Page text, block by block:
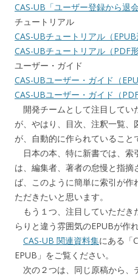
CAS-UB「ユーザー登録から退
チュートリアル
CAS-UBチュートリアル（EPUB
CAS-UBチュートリアル（PDF形
ユーザー・ガイド
CAS-UBユーザー・ガイド（
CAS-UBユーザー・ガイド（PDF
開発チームとして注目してい
が、やはり、目次、注釈一覧
が、自動的に作られていること
日本の本、特に新書では、索
は、編集者、著者の怠慢と指摘
ば、このように簡単に索引が
ただきたいと思います。
もう１つ、注目していただき
らりと違う雰囲気のEPUBが作
CAS-UB 関連資料集にある「
EPUB」をご覧ください。
次の２つは、同じ原稿から、